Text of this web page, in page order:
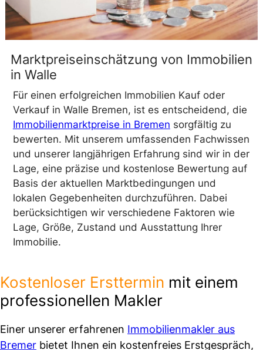
Marktpreiseinschätzung von Immobilien
in Walle
Für einen erfolgreichen Immobilien Kauf oder
Verkauf in Walle Bremen, ist es entscheidend, die
Immobilienmarktpreise in Bremen sorgfältig zu
bewerten. Mit unserem umfassenden Fachwissen
und unserer langjährigen Erfahrung sind wir in der
Lage, eine präzise und kostenlose Bewertung auf
Basis der aktuellen Marktbedingungen und
lokalen Gegebenheiten durchzuführen. Dabei
berücksichtigen wir verschiedene Faktoren wie
Lage, Größe, Zustand und Ausstattung Ihrer
Immobilie.
Kostenloser Ersttermin mit einem
professionellen Makler
Einer unserer erfahrenen Immobilienmakler aus
Bremer bietet Ihnen ein kostenfreies Erstgespräch,